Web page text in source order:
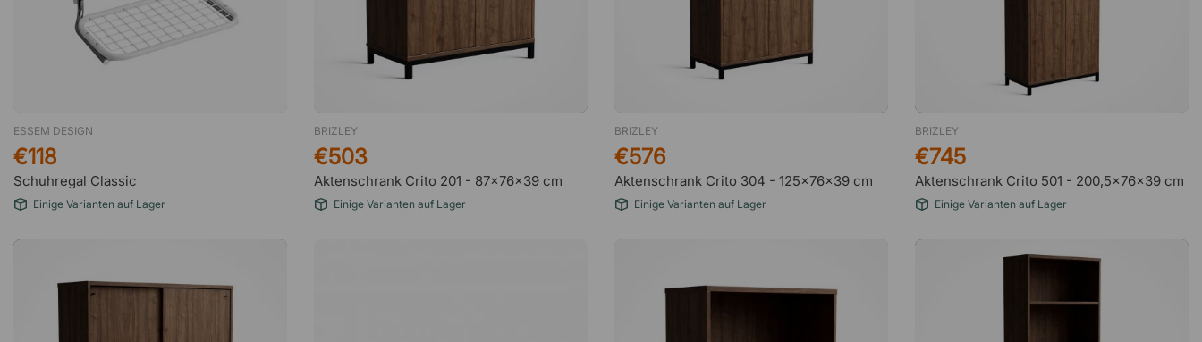
Super Shop, gerne wieder
18 Mai 2026
nicht…
sehr freundlich und unkompliziert
ESSEM DESIGN
Schuhregal Classic
€118
Einige Varianten auf Lager
BRIZLEY
Aktenschrank Crito 201 - 87x76x39 cm
€503
Einige Varianten auf Lager
BRIZLEY
Aktenschrank Crito 304 - 125x76x39 cm
€576
Einige Varianten auf Lager
BRIZLEY
Aktenschrank Crito 501 - 200,5x76x39 cm
€745
Einige Varianten auf Lager